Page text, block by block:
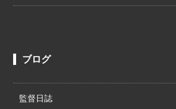
ブログ
監督日誌